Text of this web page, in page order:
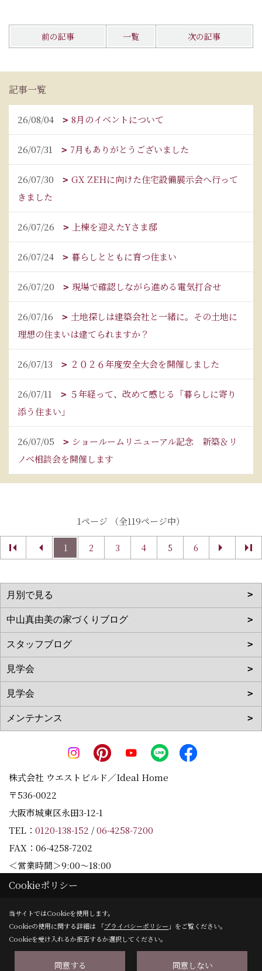
前の記事 一覧 次の記事
記事一覧
26/08/04 8月のイベントについて
26/07/31 7月もありがとうございました
26/07/30
GX ZEHに向けた住宅設備展示会へ行って
きました
26/07/26 上棟を迎えたYさま邸
26/07/24 暮らしとともに育つ住まい
26/07/20 現場で確認しながら進める電気打合せ
26/07/16
土地探しは建築会社と一緒に。その土地に
理想の住まいは建てられますか？
26/07/13 ２０２６年度安全大会を開催しました
26/07/11
５年経って、改めて感じる「暮らしに寄り
添う住まい」
26/07/05
ショールームリニューアル記念 新築＆リ
ノベ相談会を開催します
1ページ （全119ページ中）
1 2 3 4 5 6
株式会社 ウエストビルド／Ideal Home
〒536-0022
大阪市城東区永田3-12-1
TEL： 0120-138-152 /06-4258-7200
FAX：06-4258-7202
＜営業時間＞9:00～18:00
＜定休日＞水曜日
Copyright (c) Westbuild Corporation. All Rights Reserved.
Cookieポリシー
当サイトではCookieを使用します。
Cookieの使用に関する詳細は 「プライバシーポリシー 」をご覧ください。
Cookieを受け入れるか拒否するか選択してください。
同意する 同意しない